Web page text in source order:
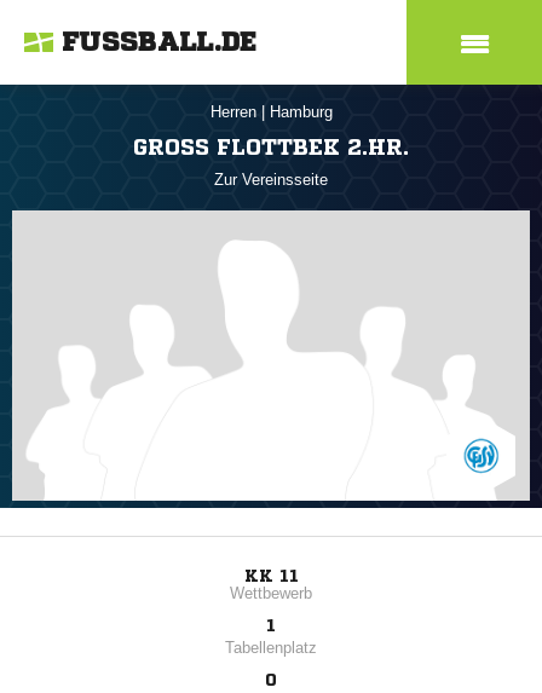
FUSSBALL.DE
Herren Hamburg
GROSS FLOTTBEK 2.HR.
Zur Vereinsseite
KK 11
Wettbewerb
1
Tabellenplatz
0